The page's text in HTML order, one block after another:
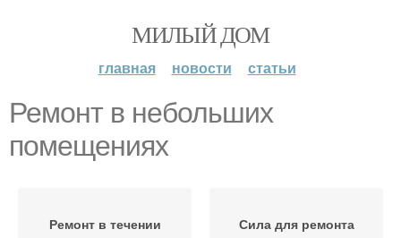
МИЛЫЙ ДОМ
главная новости статьи
Ремонт в небольших
помещениях
Ремонт в течении Сила для ремонта